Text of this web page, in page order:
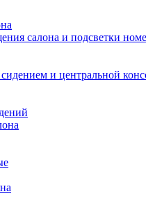
салона и подсветки
и центральной